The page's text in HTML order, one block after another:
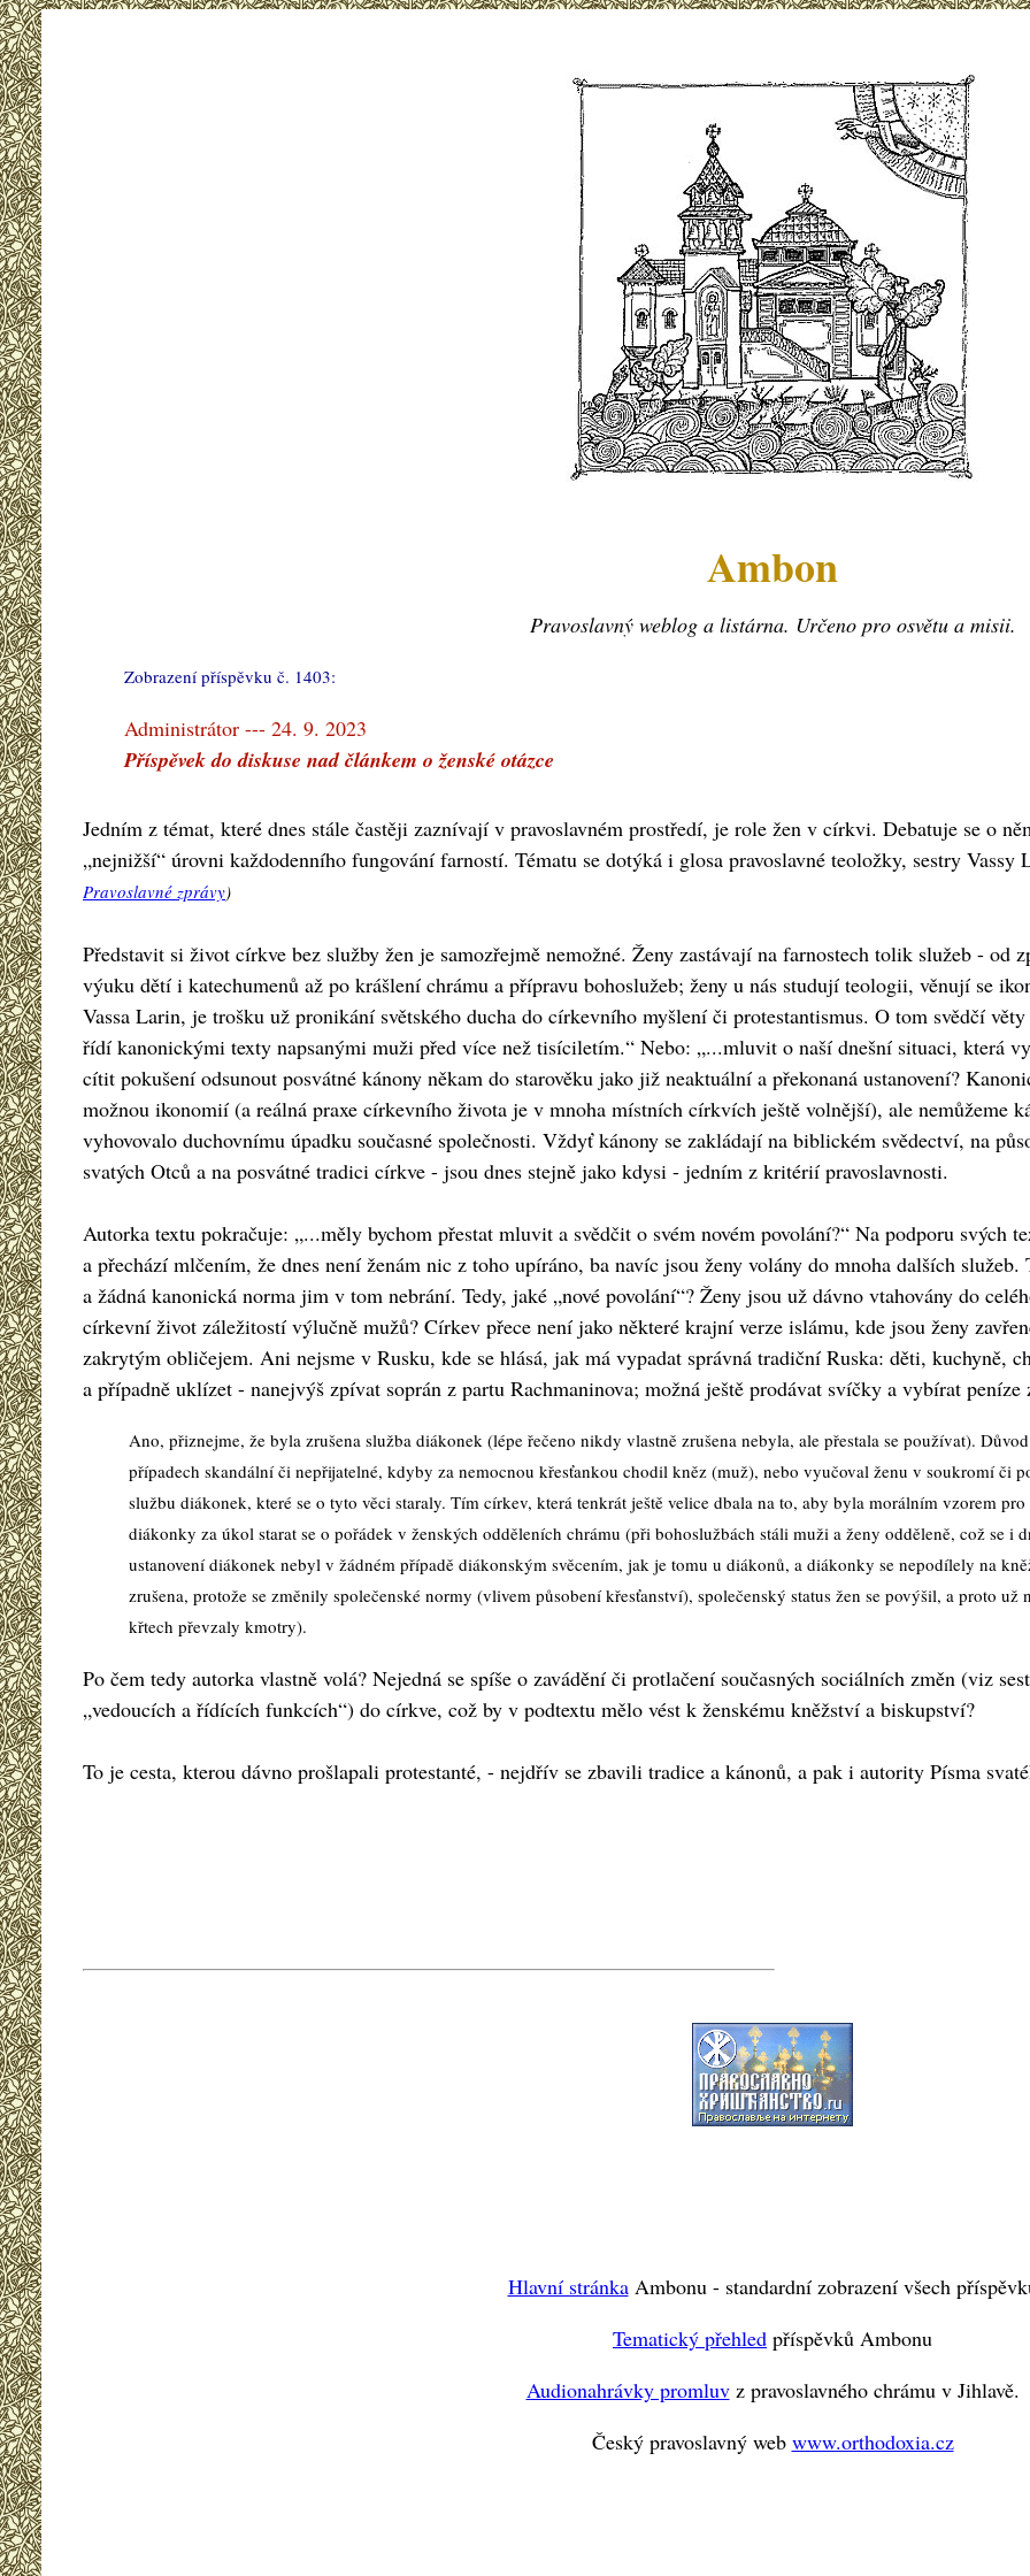
Ambon
Pravoslavný weblog a listárna. Určeno pro osvětu a misii.
Zobrazení příspěvku č. 1403:
Administrátor --- 24. 9. 2023
Příspěvek do diskuse nad článkem o ženské otázce
Jedním z témat, které dnes stále častěji zaznívají v pravoslavném prostředí, je role žen v církvi. Debatuje se o
„nejnižší“ úrovni každodenního fungování farností. Tématu se dotýká i glosa pravoslavné teoložky, sestry
Pravoslavné zprávy)
Představit si život církve bez služby žen je samozřejmě nemožné. Ženy zastávají na farnostech tolik služeb - od
výuku dětí i katechumenů až po krášlení chrámu a přípravu bohoslužeb; ženy u nás studují teologii, věnují se
Vassa Larin, je trošku už pronikání světského ducha do církevního myšlení či protestantismus. O tom svědčí
řídí kanonickými texty napsanými muži před více než tisíciletím.“ Nebo: „...mluvit o naší dnešní situaci, která
cítit pokušení odsunout posvátné kánony někam do starověku jako již neaktuální a překonaná ustanovení?
možnou ikonomií (a reálná praxe církevního života je v mnoha místních církvích ještě volnější), ale nemůžeme
vyhovovalo duchovnímu úpadku současné společnosti. Vždyť kánony se zakládají na biblickém svědectví, na
svatých Otců a na posvátné tradici církve - jsou dnes stejně jako kdysi - jedním z kritérií pravoslavnosti.
Autorka textu pokračuje: „...měly bychom přestat mluvit a svědčit o svém novém povolání?“ Na podporu svých
a přechází mlčením, že dnes není ženám nic z toho upíráno, ba navíc jsou ženy volány do mnoha dalších
a žádná kanonická norma jim v tom nebrání. Tedy, jaké „nové povolání“? Ženy jsou už dávno vtahovány do
církevní život záležitostí výlučně mužů? Církev přece není jako některé krajní verze islámu, kde jsou ženy
zakrytým obličejem. Ani nejsme v Rusku, kde se hlásá, jak má vypadat správná tradiční Ruska: děti, kuchyně,
a případně uklízet - nanejvýš zpívat soprán z partu Rachmaninova; možná ještě prodávat svíčky a vybírat peníze
Ano, přiznejme, že byla zrušena služba diákonek (lépe řečeno nikdy vlastně zrušena nebyla, ale přestala se používat).
případech skandální či nepřijatelné, kdyby za nemocnou křesťankou chodil kněz (muž), nebo vyučoval ženu v soukromí či
službu diákonek, které se o tyto věci staraly. Tím církev, která tenkrát ještě velice dbala na to, aby byla morálním vzorem
diákonky za úkol starat se o pořádek v ženských odděleních chrámu (při bohoslužbách stáli muži a ženy odděleně, což se i
ustanovení diákonek nebyl v žádném případě diákonským svěcením, jak je tomu u diákonů, a diákonky se nepodílely na
zrušena, protože se změnily společenské normy (vlivem působení křesťanství), společenský status žen se povýšil, a proto
křtech převzaly kmotry).
Po čem tedy autorka vlastně volá? Nejedná se spíše o zavádění či protlačení současných sociálních změn (viz
„vedoucích a řídících funkcích“) do církve, což by v podtextu mělo vést k ženskému kněžství a biskupství?
To je cesta, kterou dávno prošlapali protestanté, - nejdřív se zbavili tradice a kánonů, a pak i autority Písma
Hlavní stránkaAmbonu - standardní zobrazení všech
Tematický přehled příspěvků Ambonu
Audionahrávky promluvz pravoslavného chrámu v Jihlavě.
Český pravoslavný web www.orthodoxia.cz